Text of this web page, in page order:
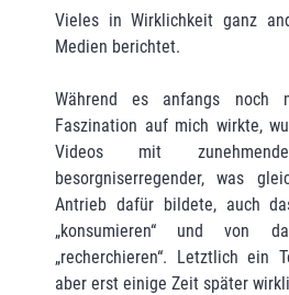
Vieles in Wirklichkeit ganz
Medien berichtet.
Während es anfangs noch
Faszination auf mich wirkte,
Videos mit
besorgniserregender, was
Antrieb dafür bildete, auch
„konsumieren“ und von
„recherchieren“. Letztlich ein
aber erst einige Zeit später